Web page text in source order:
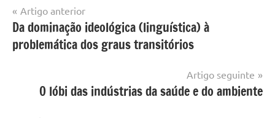
Navegação
de
artigos
Artigo anterior
Da dominação ideológica (linguística) à
problemática dos graus transitórios
Artigo seguinte
O lóbi das indústrias da saúde e do ambiente